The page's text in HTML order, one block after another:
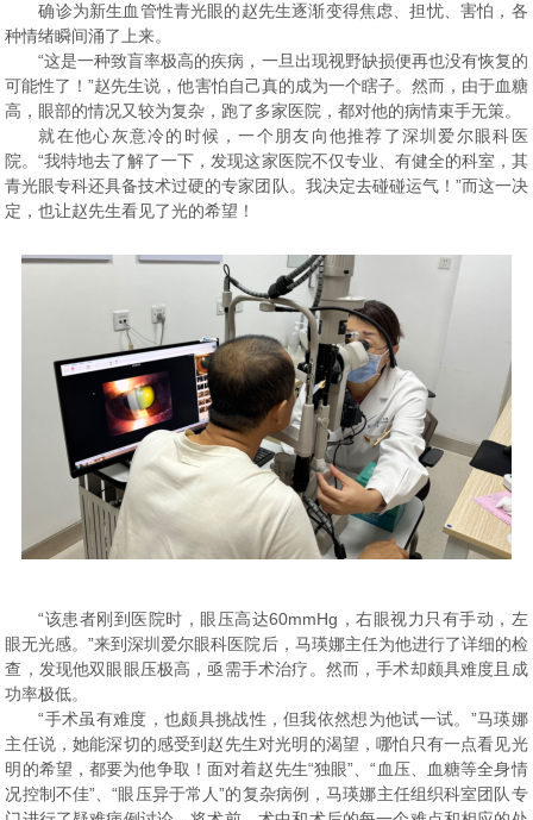
确诊为新生血管性青光眼的赵先生逐渐变得焦虑、担忧、害怕，各
种情绪瞬间涌了上来。
“这是一种致盲率极高的疾病， 一旦出现视野缺损便再也没有恢复的
可能性了 ！”赵先生说，他害怕自己真的成为一个瞎子。然而，由于血糖
高，眼部的情况又较为复杂，跑了多家医院，都对他的病情束手无策。
就在他心灰意冷的时候，一个朋友向他推荐了深圳爱尔眼科医
院。“我特地去了解了一下，发现这家医院不仅专业、有健全的科室，其
青光眼专科还具备技术过硬的专家团队。我决定去碰碰运气！”而这一决
定，也让赵先生看见了光的希望！
“该患者刚到医院时，眼压高达60mmHg，右眼视力只有手动，左
眼无光感。”来到深圳爱尔眼科医院后，马瑛娜主任为他进行了详细的检
查，发现他双眼眼压极高，亟需手术治疗。然而，手术却颇具难度且成
功率极低。
“手术虽有难度，也颇具挑战性，但我依然想为他试一试。”马瑛娜
主任说，她能深切的感受到赵先生对光明的渴望，哪怕只有一点看见光
明的希望，都要为他争取！面对着赵先生“独眼”、“血压、血糖等全身情
况控制不佳”、“眼压异于常人”的复杂病例，马瑛娜主任组织科室团队专